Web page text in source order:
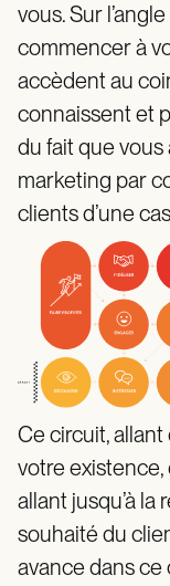
vous. Sur
commencer à
accèdent au
connaissent et
du fait que vous
marketing par
clients d’une
Ce circuit,
votre
allant jusqu’à
souhaité du
avance dans ce